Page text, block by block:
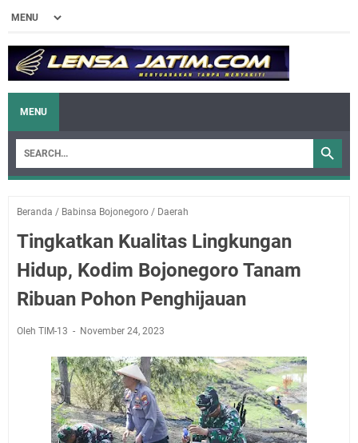
MENU
Beranda / Babinsa Bojonegoro / Daerah
Tingkatkan Kualitas Lingkungan
Hidup, Kodim Bojonegoro Tanam
Ribuan Pohon Penghijauan
Oleh TIM-13 November 24, 2023